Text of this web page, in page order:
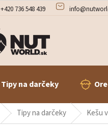
+420 736 548 439
Tipy na darčeky
DomovTipy na darčeky Kešu